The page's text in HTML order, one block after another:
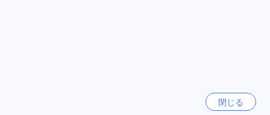
歩圏内にあり、歴史と文化に満ちたイスタンブールの旅をよ
閉じる